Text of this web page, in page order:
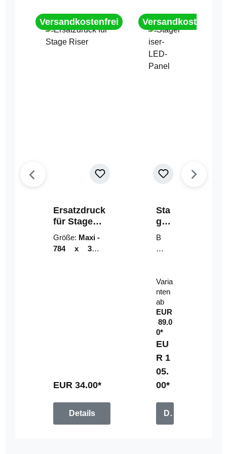
Versandkostenfrei
Ersatzdruck
für Stage
Riser
Größe: Maxi -
784 x 314
EUR 34.00*
Details
Versandkostenfrei
Sta
geri
ser-
LE
D-
el
B
un
mi
t
Fe
rn
be
di
en
u
n
g
Varia
nten
ab
EUR
89.0
0*
EU
R 1
05.
00*
Details